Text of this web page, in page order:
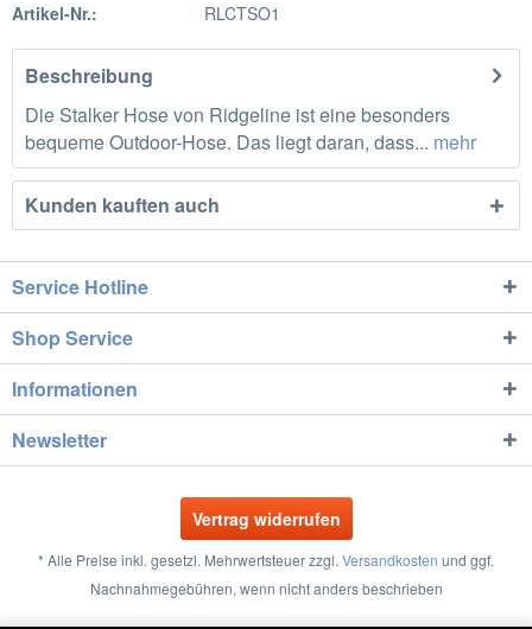
Artikel-Nr.: RLCTSO1
Beschreibung
Die Stalker Hose von Ridgeline ist eine besonders
bequeme Outdoor-Hose. Das liegt daran, dass... mehr
Kunden kauften auch
Service Hotline
Shop Service
Informationen
Newsletter
Vertrag widerrufen
* Alle Preise inkl. gesetzl. Mehrwertsteuer zzgl. Versandkosten und ggf.
Nachnahmegebühren, wenn nicht anders beschrieben